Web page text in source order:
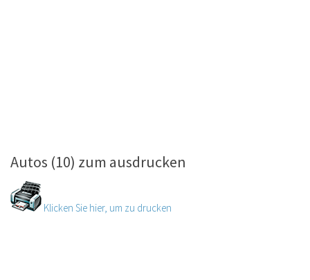
Autos (10) zum ausdrucken
Klicken Sie hier, um zu drucken